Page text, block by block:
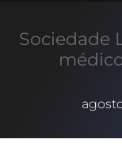
Sociedade